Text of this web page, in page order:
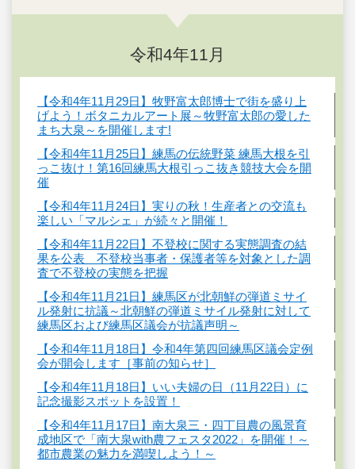
令和4年11月
【令和4年11月29日】牧野富太郎博士で街を盛り上
げよう！ボタニカルアート展～牧野富太郎の愛した
まち大泉～を開催します!
【令和4年11月25日】練馬の伝統野菜 練馬大根を引
っこ抜け！第16回練馬大根引っこ抜き競技大会を開
催
【令和4年11月24日】実りの秋！生産者との交流も
楽しい「マルシェ」が続々と開催！
【令和4年11月22日】不登校に関する実態調査の結
果を公表 不登校当事者・保護者等を対象とした調
査で不登校の実態を把握
【令和4年11月21日】練馬区が北朝鮮の弾道ミサイ
ル発射に抗議～北朝鮮の弾道ミサイル発射に対して
練馬区および練馬区議会が抗議声明～
【令和4年11月18日】令和4年第四回練馬区議会定例
会が開会します［事前の知らせ］
【令和4年11月18日】いい夫婦の日（11月22日）に
記念撮影スポットを設置！
【令和4年11月17日】南大泉三・四丁目農の風景育
成地区で「南大泉with農フェスタ2022」を開催！～
都市農業の魅力を満喫しよう！～